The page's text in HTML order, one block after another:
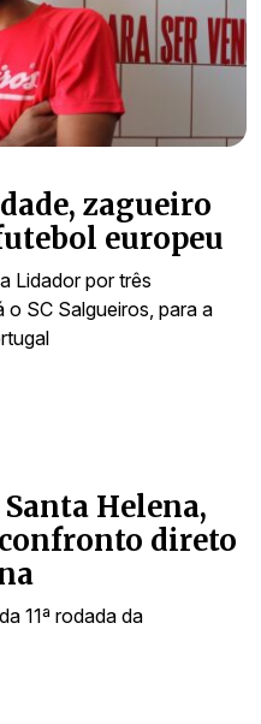
zagueiro
europeu
Lidador por três
SC Salgueiros, para a
Helena,
direto
11ª rodada da